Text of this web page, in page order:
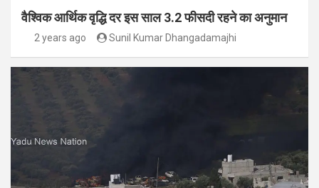
वैश्विक आर्थिक वृद्धि दर इस साल 3.2 फीसदी रहने का अनुमान
2 years ago Sunil Kumar Dhangadamajhi